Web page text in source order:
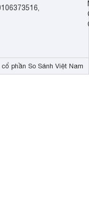
phần So Sánh Việt Nam